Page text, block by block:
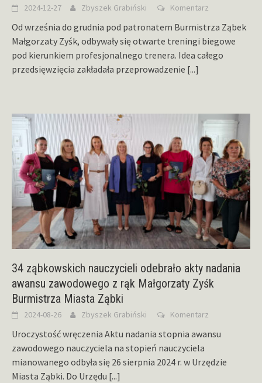
2024-12-27 Zbyszek Grabiński Komentarz
Od września do grudnia pod patronatem Burmistrza Ząbek
Małgorzaty Zyśk, odbywały się otwarte treningi biegowe
pod kierunkiem profesjonalnego trenera. Idea całego
przedsięwzięcia zakładała przeprowadzenie [...]
34 ząbkowskich nauczycieli odebrało akty nadania
awansu zawodowego z rąk Małgorzaty Zyśk
Burmistrza Miasta Ząbki
2024-08-26 Zbyszek Grabiński Komentarz
Uroczystość wręczenia Aktu nadania stopnia awansu
zawodowego nauczyciela na stopień nauczyciela
mianowanego odbyła się 26 sierpnia 2024 r. w Urzędzie
Miasta Ząbki. Do Urzędu [...]